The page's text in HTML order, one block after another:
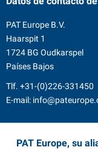
PAT Europe B.V.
Haarspit 1
1724 BG Oudkarspel
Países Bajos
Tlf. +31-(0)226-331450
E-mail:
PAT Europe, su